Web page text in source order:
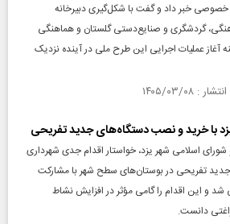
خصوصی خبر داد و گفت با شکل‌گیری دبیرخانه
گردشگری و صنایع‌دستی گلستان و هماهنگی
آغاز عملیات اجرایی این طرح ملی در آینده نزدیک
با خرید و نصب دستگاه‌های جدید تفریحی
اسلامی شهر یزد، خواستار اقدام جدی شهرداری
تفریحی در بوستان‌های سطح شهر با مشارکت
و این اقدام را گامی مؤثر در افزایش نشاط
دانست.